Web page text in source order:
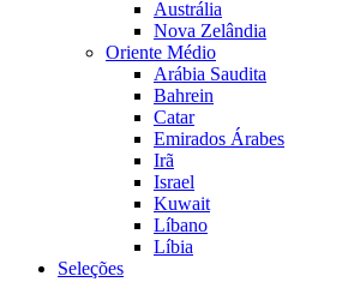
Austrália
Nova Zelândia
Oriente Médio
Arábia Saudita
Bahrein
Catar
Emirados Árabes
Irã
Israel
Kuwait
Líbano
Líbia
Seleções